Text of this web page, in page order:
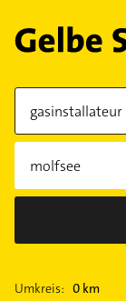
Umkreis: 0 km